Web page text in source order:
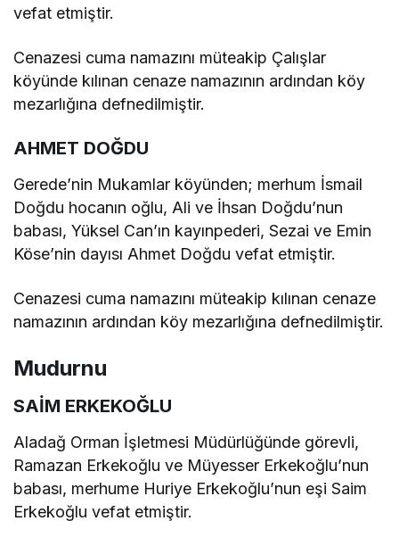
vefat etmiştir.
Cenazesi cuma namazını müteakip Çalışlar
köyünde kılınan cenaze namazının ardından köy
mezarlığına defnedilmiştir.
AHMET DOĞDU
Gerede’nin Mukamlar köyünden; merhum İsmail
Doğdu hocanın oğlu, Ali ve İhsan Doğdu’nun
babası, Yüksel Can’ın kayınpederi, Sezai ve Emin
Köse’nin dayısı Ahmet Doğdu vefat etmiştir.
Cenazesi cuma namazını müteakip kılınan cenaze
namazının ardından köy mezarlığına defnedilmiştir.
Mudurnu
SAİM ERKEKOĞLU
Aladağ Orman İşletmesi Müdürlüğünde görevli,
Ramazan Erkekoğlu ve Müyesser Erkekoğlu’nun
babası, merhume Huriye Erkekoğlu’nun eşi Saim
Erkekoğlu vefat etmiştir.